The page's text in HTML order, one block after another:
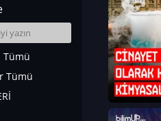
Tümü
Tümü